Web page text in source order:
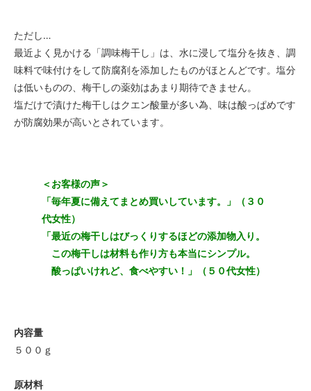
ただし…
最近よく見かける「調味梅干し」は、水に浸して塩分を抜き、調
味料で味付けをして防腐剤を添加したものがほとんどです。塩分
は低いものの、梅干しの薬効はあまり期待できません。
塩だけで漬けた梅干しはクエン酸量が多い為、味は酸っぱめです
が防腐効果が高いとされています。
＜お客様の声＞
「毎年夏に備えてまとめ買いしています。」（３０
代女性）
「最近の梅干しはびっくりするほどの添加物入り。
この梅干しは材料も作り方も本当にシンプル。
酸っぱいけれど、食べやすい！」（５０代女性）
内容量
５００ｇ
原材料